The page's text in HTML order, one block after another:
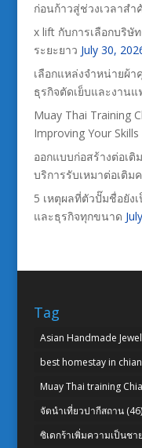
ก่อนก้าวสู่ช่วงเวลาส
x lift กับการเลือกบริษั
ระยะยาว July 30,
เลือกแหล่งจำหน่ายผ้
ธุรกิจตัดเย็บและงาน
Muay Thai Training
Improving Your
ออกแบบก่อสร้างต่อเ
บริการรับเหมาต่อเติม
5 เหตุผลที่ตัวปั๊มชื่อยั
และธุรกิจทุกขนาด
Tag
Asian Handmade
best homestay in
Muay Thai training
จัดนำเที่ยวปากีสถาน(46)
ซิเดกร้าเพิ่มความเป็นชาย